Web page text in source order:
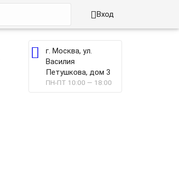
Вход

г. Москва, ул.
Василия
Петушкова, дом 3
ПН-ПТ 10:00 — 18:00